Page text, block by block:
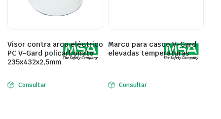
Visor contra arco eléctrico
PC V-Gard policarbonato
235x432x2,5mm
Consultar
Marco para casco V-Gard
elevadas temperaturas
Consultar